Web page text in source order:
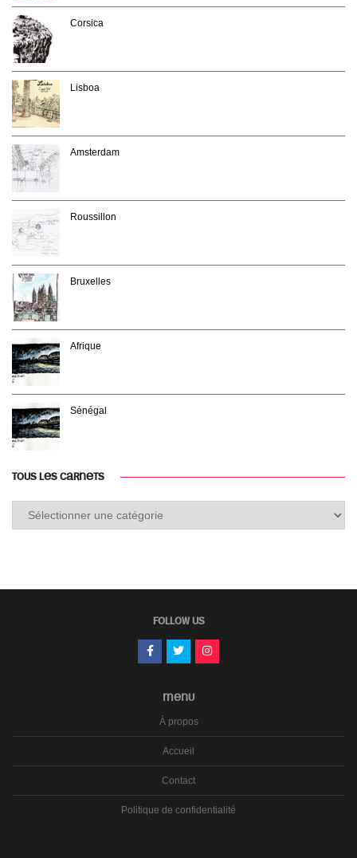
Corsica
Lisboa
Amsterdam
Roussillon
Bruxelles
Afrique
Sénégal
TOUS LES CARNETS
FOLLOW US
MENU
À propos
Accueil
Contact
Politique de confidentialité